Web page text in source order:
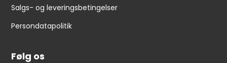
Salgs- og leveringsbetingelser
Persondatapolitik
Følg os